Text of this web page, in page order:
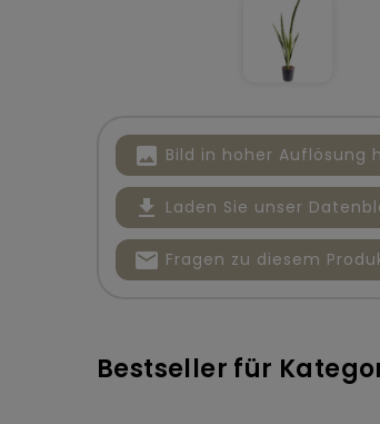
image Bild in hoher Auflösung
file_download Laden Sie unser
mail Fragen zu diesem
Bestseller für